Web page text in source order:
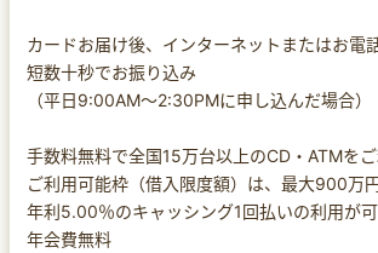
カードお届け後、インターネットまたはお電
短数十秒でお振り込み
（平日9:00AM〜2:30PMに申し込んだ場合）
手数料無料で全国15万台以上のCD・ATMを
ご利用可能枠（借入限度額）は、最大900万
年利5.00％のキャッシング1回払いの利用が
年会費無料